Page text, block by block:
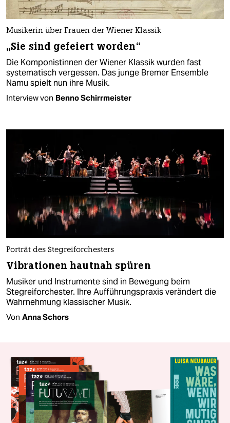
Musikerin über Frauen der Wiener Klassik
„Sie sind gefeiert worden“
Die Komponistinnen der Wiener Klassik wurden fast
systematisch vergessen. Das junge Bremer Ensemble
Namu spielt nun ihre Musik.
Interview von Benno Schirrmeister
Porträt des Stegreiforchesters
Vibrationen hautnah spüren
Musiker und Instrumente sind in Bewegung beim
Stegreiforchester. Ihre Aufführungspraxis verändert die
Wahrnehmung klassischer Musik.
Von Anna Schors